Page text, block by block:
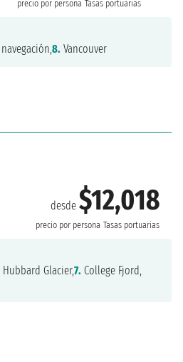
precio por persona Tasas portuarias
navegación,8. Vancouver
desde $12,018
precio por persona Tasas portuarias
Hubbard Glacier,7. College Fjord,